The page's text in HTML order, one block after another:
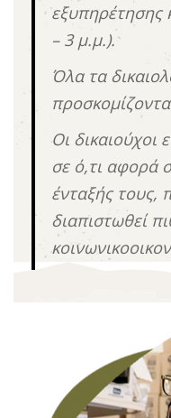
εξυπηρέτησης
– 3 μ.μ.).
Όλα τα
Οι δικαιούχοι
σε ό,τι αφορά
ένταξής τους,
διαπιστωθεί